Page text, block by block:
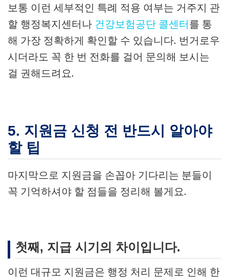
보통 이런 세부적인 특례 적용 여부는 거주지 관
할 행정복지센터나 건강보험공단 콜센터를 통
해 가장 정확하게 확인할 수 있습니다. 번거로우
시더라도 꼭 한 번 전화를 걸어 문의해 보시는
걸 권해드려요.
5. 지원금 신청 전 반드시 알아야
할 팁
마지막으로 지원금을 손꼽아 기다리는 분들이
꼭 기억하셔야 할 점들을 정리해 볼게요.
첫째, 지급 시기의 차이입니다.
이런 대규모 지원금은 행정 처리 문제로 인해 한